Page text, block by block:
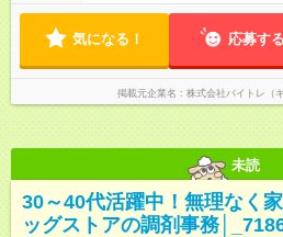
気になる！ 応募する
掲載元企業名 株式会社バイトレ（
未読
30～40代活躍中！無理なく
ッグストアの調剤事務